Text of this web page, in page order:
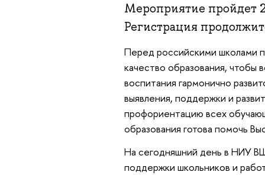
Мероприятие пройдет
Регистрация
Перед российскими школами
качество образования, чтобы
воспитания гармонично
выявления, поддержки и
профориентацию всех
образования готова помочь
На сегодняшний день в НИУ
поддержки школьников и